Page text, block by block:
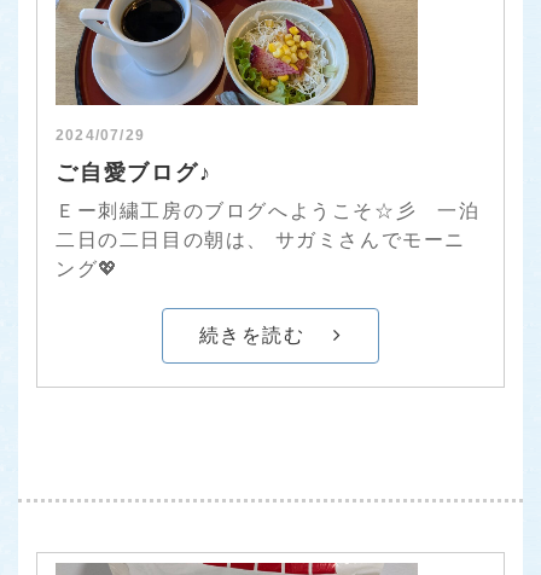
2024/07/29
ご自愛ブログ♪
Ｅー刺繍工房のブログへようこそ☆彡 一泊
二日の二日目の朝は、 サガミさんでモーニ
ング💖
続きを読む